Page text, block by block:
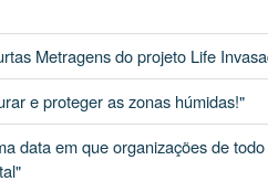
3 4 5 6 7 8 9
| Litígio Consumo